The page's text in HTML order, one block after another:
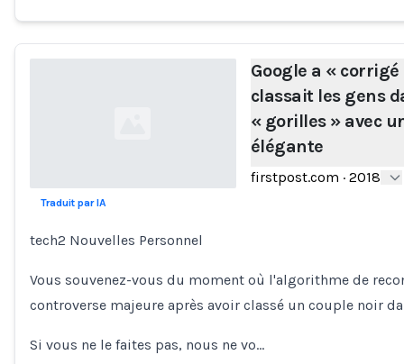
Google a «
classait les gens
« gorilles » avec
élégante
firstpost.com · 2018
Traduit par IA
tech2 Nouvelles Personnel
Vous souvenez-vous du moment où l'algorithme de
controverse majeure après avoir classé un couple noir
Si vous ne le faites pas, nous ne vo…